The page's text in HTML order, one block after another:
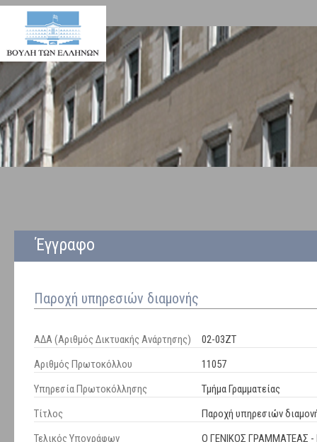
Έγγραφο
Παροχή υπηρεσιών διαμονής
ΑΔΑ (Αριθμός Δικτυακής Ανάρτησης)
02-03ΖΤ
Αριθμός Πρωτοκόλλου
11057
Υπηρεσία Πρωτοκόλλησης
Τμήμα Γραμματείας
Τίτλος
Παροχή υπηρεσιών
Τελικός Υπογράφων
Ο ΓΕΝΙΚΟΣ ΓΡΑΜΜΑΤΕΑΣ